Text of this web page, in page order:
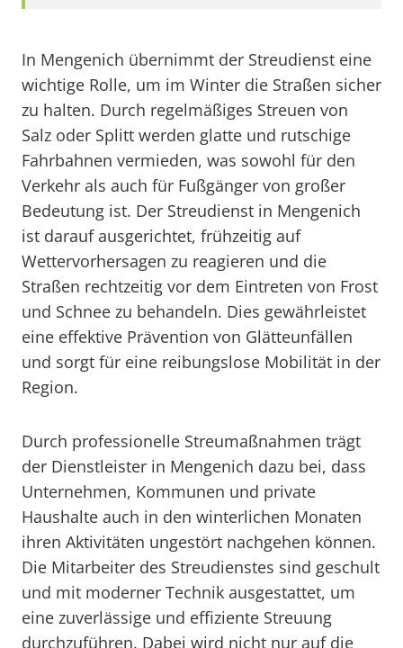
In Mengenich übernimmt der Streudienst eine
wichtige Rolle, um im Winter die Straßen sicher
zu halten. Durch regelmäßiges Streuen von
Salz oder Splitt werden glatte und rutschige
Fahrbahnen vermieden, was sowohl für den
Verkehr als auch für Fußgänger von großer
Bedeutung ist. Der Streudienst in Mengenich
ist darauf ausgerichtet, frühzeitig auf
Wettervorhersagen zu reagieren und die
Straßen rechtzeitig vor dem Eintreten von Frost
und Schnee zu behandeln. Dies gewährleistet
eine effektive Prävention von Glätteunfällen
und sorgt für eine reibungslose Mobilität in der
Region.
Durch professionelle Streumaßnahmen trägt
der Dienstleister in Mengenich dazu bei, dass
Unternehmen, Kommunen und private
Haushalte auch in den winterlichen Monaten
ihren Aktivitäten ungestört nachgehen können.
Die Mitarbeiter des Streudienstes sind geschult
und mit moderner Technik ausgestattet, um
eine zuverlässige und effiziente Streuung
durchzuführen. Dabei wird nicht nur auf die